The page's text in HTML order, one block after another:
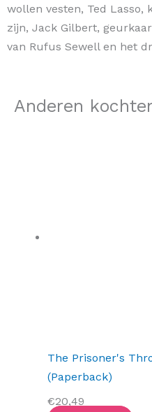
wollen vesten, Ted
zijn, Jack Gilbert,
van Rufus Sewell en het
Anderen
The Prisoner's
(Paperback)
€20,49